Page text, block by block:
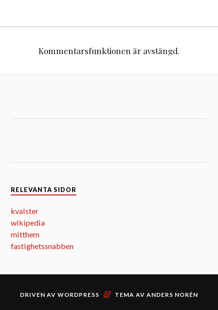
Kommentarsfunktionen är avstängd.
RELEVANTA SIDOR
kvalster
wikipedia
mitthem
fastighetssnabben
DRIVEN AV WORDPRESS & TEMA AV ANDERS NORÉN